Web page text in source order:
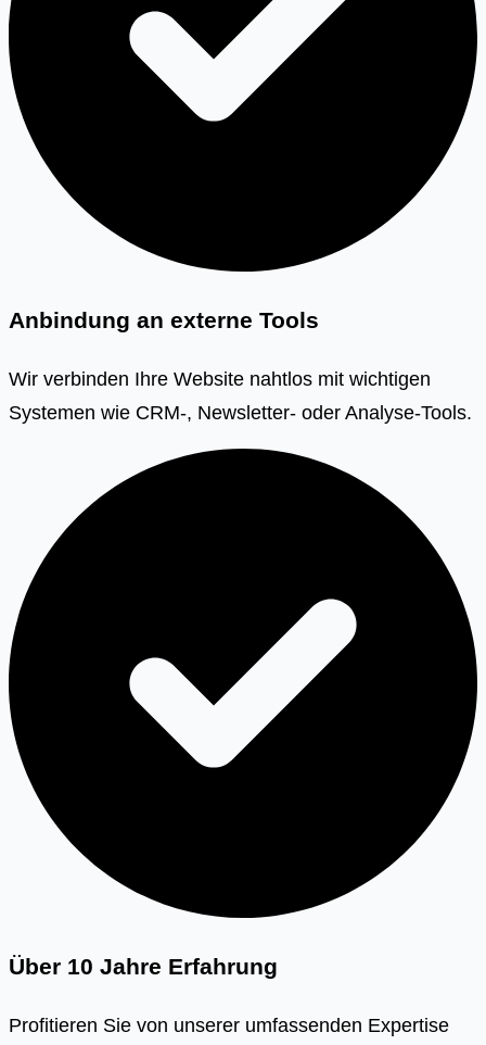
Anbindung an externe Tools
Wir verbinden Ihre Website nahtlos mit wichtigen
Systemen wie CRM-, Newsletter- oder Analyse-Tools.
Über 10 Jahre Erfahrung
Profitieren Sie von unserer umfassenden Expertise